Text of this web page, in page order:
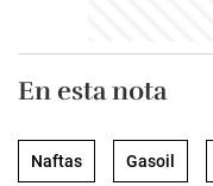
En esta nota
Naftas Gasoil